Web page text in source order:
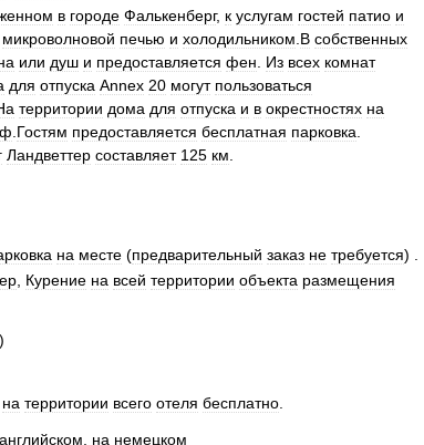
в городе Фалькенберг, к услугам гостей патио и
микроволновой печью и холодильником В собственных
или душ и предоставляется фен Из всех комнат
для отпуска Annex 20 могут пользоваться
территории дома для отпуска и в окрестностях на
Гостям предоставляется бесплатная парковка
Ландветтер составляет 125 км
на месте (предварительный заказ не требуется) .
Курение на всей территории объекта размещения
)
на территории всего отеля бесплатно
английском на немецком